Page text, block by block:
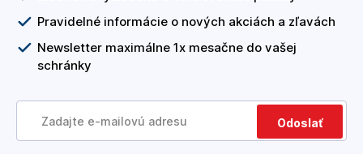
Pravidelné informácie o nových akciách a zľavách
Newsletter maximálne 1x mesačne do vašej
schránky
Odoslať